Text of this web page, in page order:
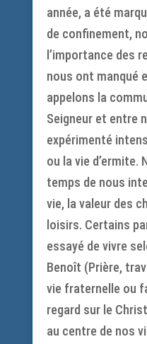
année, a été
de confinement,
l’importance des
nous ont manqué
appelons la
Seigneur et entre
expérimenté
ou la vie d’ermite.
temps de nous
vie, la valeur des
loisirs. Certains
essayé de vivre
Benoît (Prière,
vie fraternelle ou
regard sur le
au centre de nos